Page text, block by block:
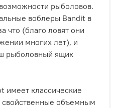
рыболовов.
воблеры Bandit в
что (благо ловят они
многих лет), и
рыболовный ящик
имеет классические
свойственные объемным